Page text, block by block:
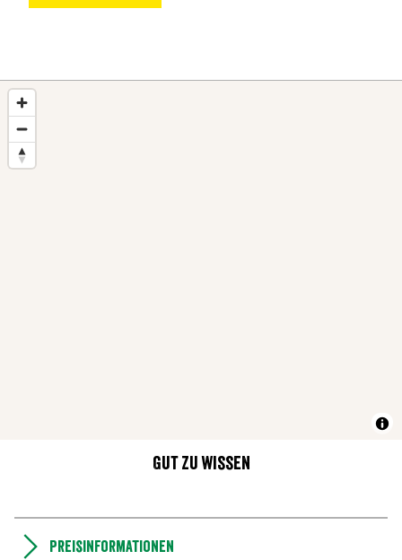
Gut zu wissen
Preisinformationen